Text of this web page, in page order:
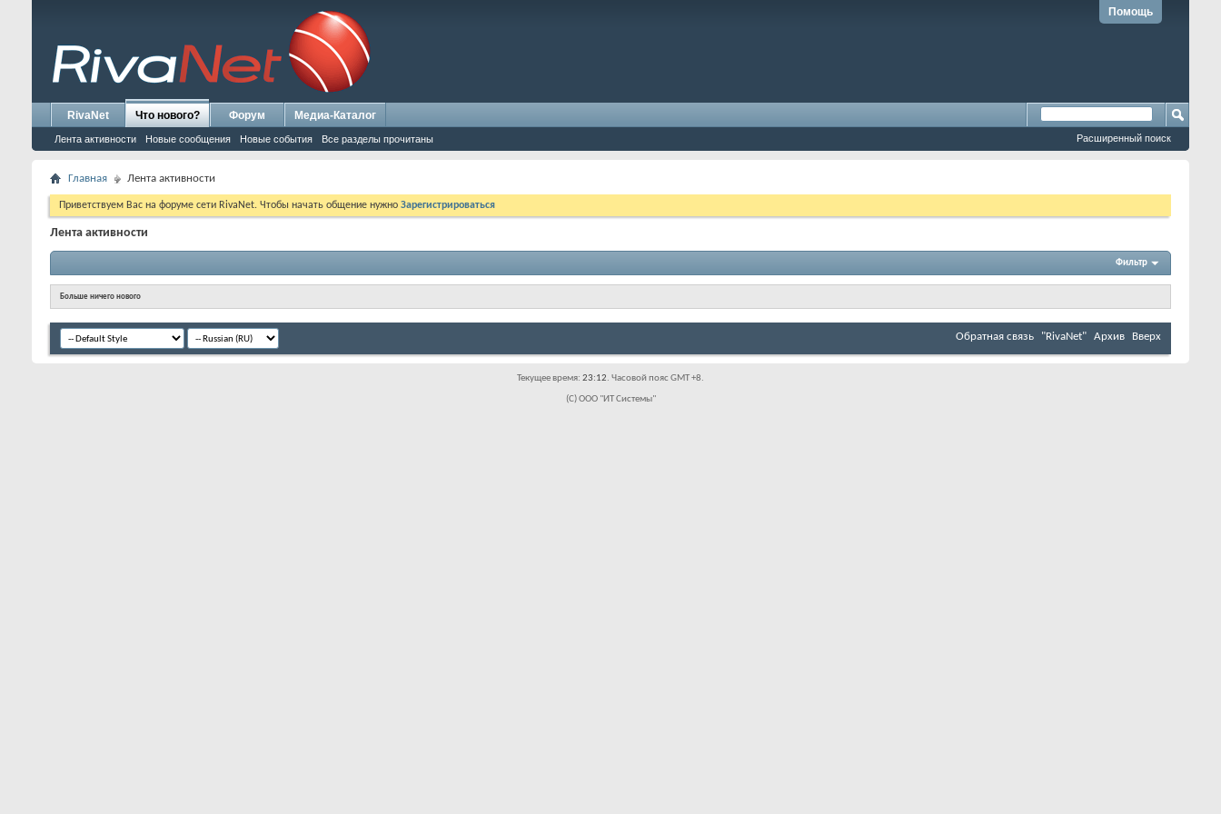
Помощь
RivaNet Что нового?
Лента активности Новые сообщения Новые события Все разделы прочитаны
Форум Медиа-Каталог
Расширенный поиск
Главная Лента активности
Приветствуем Вас на форуме сети RivaNet. Чтобы начать общение нужно Зарегистрироваться
Лента активности
Фильтр
Больше ничего нового
Обратная связь "RivaNet" Архив Вверх
Текущее время: 23:12. Часовой пояс GMT +8.
(C) ООО "ИТ Системы"